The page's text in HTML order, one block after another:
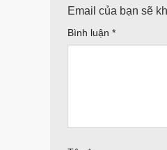
Email của bạn sẽ
Bình luận *